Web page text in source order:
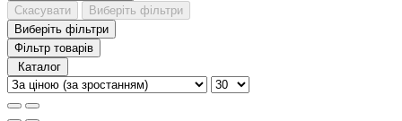
Скасувати
Виберіть фільтри
Виберіть фільтри
Фільтр товарів
Каталог